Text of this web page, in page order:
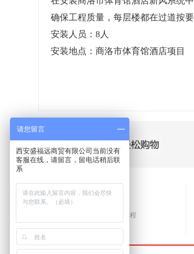
确保工程质量，每层楼都在过道按
安装人员：8人
安装地点：商洛市体育馆酒店项目
服务保障
退货流程
请您留言
西安盛福远商贸有限公司当前没有
客服在线，请留言，留电话稍后联
系